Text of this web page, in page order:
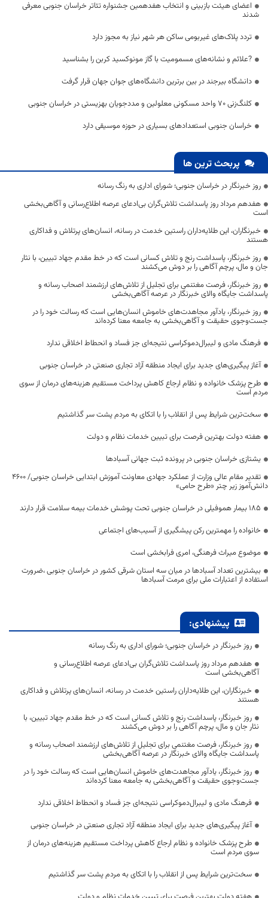
اعضای هیئت بازبینی و انتخاب هفدهمین جشنواره تئاتر خراسان جنوبی معرفی
شدند
تردد پلاک‌های غیربومی ساکن هر شهر نیاز به مجوز دارد
?علائم و نشانه‌های مسموميت با گاز مونوكسيد كربن را بشناسید
دانشگاه بیرجند در بین برترین دانشگاه‌های جوان جهان قرار گرفت
کلنگ‌زنی 70 واحد مسکونی معلولین و مددجویان بهزیستی در خراسان جنوبی
خراسان جنوبی استعدادهای بسیاری در حوزه موسیقی دارد
پربحث ترین ها
روز خبرنگار در خراسان جنوبی؛ شورای اداری به رنگ رسانه
هفدهم مرداد روز پاسداشت تلاش‌گران بی‌ادعای عرصه اطلاع‌رسانی و آگاهی‌بخشی
است
خبرنگاران، این طلایه‌داران راستین خدمت در رسانه، انسان‌های پرتلاش و فداکاری
هستند
روز خبرنگار، پاسداشت رنج و تلاش کسانی است که در خط مقدم جهاد تبیین، با نثار
جان و مال، پرچم آگاهی را بر دوش می‌کشند
روز خبرنگار، فرصت مغتنمی برای تجلیل از تلاش‌های ارزشمند اصحاب رسانه و
پاسداشت جایگاه والای خبرنگار در عرصه آگاهی‌بخشی
روز خبرنگار، یادآور مجاهدت‌های خاموش انسان‌هایی است که رسالت خود را در
جست‌وجوی حقیقت و آگاهی‌بخشی به جامعه معنا کرده‌اند
فرهنگ مادی و لیبرال‌دموکراسی نتیجه‌ای جز فساد و انحطاط اخلاقی ندارد
آغاز پیگیری‌های جدید برای ایجاد منطقه آزاد تجاری صنعتی در خراسان جنوبی
طرح پزشک خانواده و نظام ارجاع کاهش پرداخت مستقیم هزینه‌های درمان از سوی
مردم است
سخت‌ترین شرایط پس از انقلاب را با اتکای به مردم پشت سر گذاشتیم
هفته دولت بهترین فرصت برای تبیین خدمات نظام و دولت
یشتازی خراسان جنوبی در پرونده ثبت جهانی آسبادها
تقدیر مقام عالی وزارت از عملکرد جهادی معاونت آموزش ابتدایی خراسان جنوبی/ ۴۶۰۰
دانش‌آموز زیر چتر «طرح حامی»
۱۸۵ بیمار هموفیلی در خراسان جنوبی تحت پوشش خدمات بیمه سلامت قرار دارند
خانواده را مهمترین رکن پیشگیری از آسیب‌های اجتماعی
موضوع میراث فرهنگی، امری فرابخشی است
بیشترین تعداد آسبادها در میان سه استان شرقی کشور در خراسان جنوبی ،ضرورت
استفاده از اعتبارات ملی برای مرمت آسبادها
پیشنهادی:
روز خبرنگار در خراسان جنوبی؛ شورای اداری به رنگ رسانه
هفدهم مرداد روز پاسداشت تلاش‌گران بی‌ادعای عرصه اطلاع‌رسانی و
آگاهی‌بخشی است
خبرنگاران، این طلایه‌داران راستین خدمت در رسانه، انسان‌های پرتلاش و فداکاری
هستند
روز خبرنگار، پاسداشت رنج و تلاش کسانی است که در خط مقدم جهاد تبیین، با
نثار جان و مال، پرچم آگاهی را بر دوش می‌کشند
روز خبرنگار، فرصت مغتنمی برای تجلیل از تلاش‌های ارزشمند اصحاب رسانه و
پاسداشت جایگاه والای خبرنگار در عرصه آگاهی‌بخشی
روز خبرنگار، یادآور مجاهدت‌های خاموش انسان‌هایی است که رسالت خود را در
جست‌وجوی حقیقت و آگاهی‌بخشی به جامعه معنا کرده‌اند
فرهنگ مادی و لیبرال‌دموکراسی نتیجه‌ای جز فساد و انحطاط اخلاقی ندارد
آغاز پیگیری‌های جدید برای ایجاد منطقه آزاد تجاری صنعتی در خراسان جنوبی
طرح پزشک خانواده و نظام ارجاع کاهش پرداخت مستقیم هزینه‌های درمان از
سوی مردم است
سخت‌ترین شرایط پس از انقلاب را با اتکای به مردم پشت سر گذاشتیم